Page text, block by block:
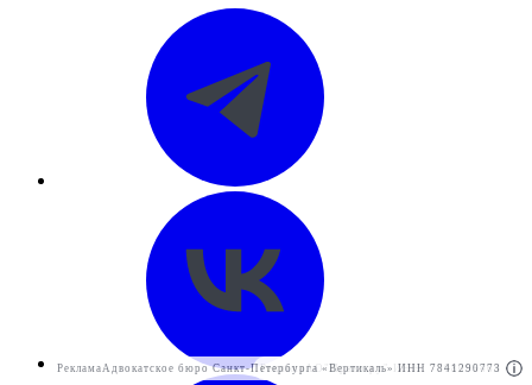
Реклама АО"Право.ру" ИНН: 7708095468
Реклама Адвокатское бюро Санкт-Петербурга «Вертикаль» ИНН 7841290773